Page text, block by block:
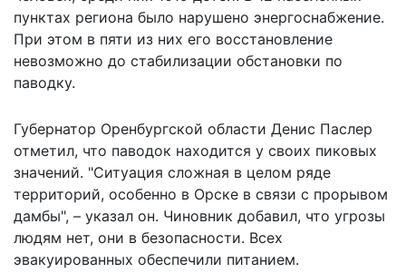
пунктах региона было нарушено энергоснабжение.
При этом в пяти из них его восстановление
невозможно до стабилизации обстановки по
паводку.
Губернатор Оренбургской области Денис Паслер
отметил, что паводок находится у своих пиковых
значений. "Ситуация сложная в целом ряде
территорий, особенно в Орске в связи с прорывом
дамбы", – указал он. Чиновник добавил, что угрозы
людям нет, они в безопасности. Всех
эвакуированных обеспечили питанием.